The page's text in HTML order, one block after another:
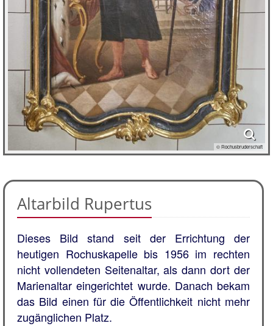
© Rochusbruderschaft
Altarbild Rupertus
Dieses Bild stand seit der Errichtung der
heutigen Rochuskapelle bis 1956 im rechten
nicht vollendeten Seitenaltar, als dann dort der
Marienaltar eingerichtet wurde. Danach bekam
das Bild einen für die Öffentlichkeit nicht mehr
zugänglichen Platz.